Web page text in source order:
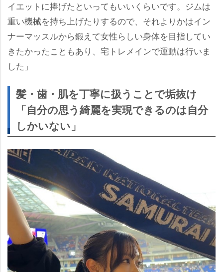
イエットに捧げたといってもいいくらいです。ジムは
重い機械を持ち上げたりするので、それよりかはイン
ナーマッスルから鍛えて女性らしい身体を目指してい
きたかったこともあり、宅トレメインで運動は行いま
した」
髪・歯・肌を丁寧に扱うことで垢抜け
「自分の思う綺麗を実現できるのは自分
しかいない」